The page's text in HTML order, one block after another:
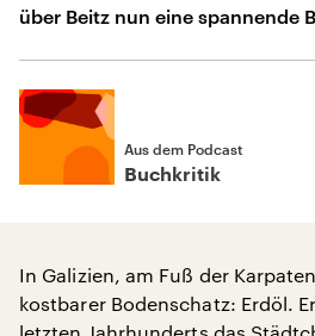
über Beitz nun eine spannende
Aus dem Podcast
Buchkritik
In Galizien, am Fuß der
kostbarer Bodenschatz: Erdöl.